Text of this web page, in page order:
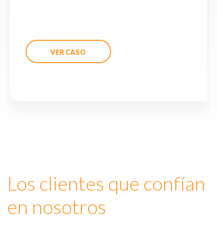
VER CASO
Los clientes que confían
en nosotros